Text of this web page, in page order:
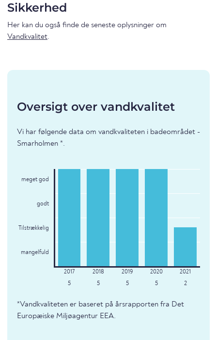
Sikkerhed
Her kan du også finde de seneste oplysninger om
Vandkvalitet.
Oversigt over vandkvalitet
Vi har følgende data om vandkvaliteten i badeområdet -
Smarholmen *.
meget god
godt
Tilstrækkelig
mangelfuld
5 5 5 5 2
*Vandkvaliteten er baseret på årsrapporten fra Det
Europæiske Miljøagentur EEA.